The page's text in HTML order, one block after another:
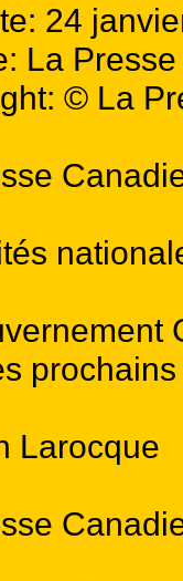
24
La
© La
Larocque